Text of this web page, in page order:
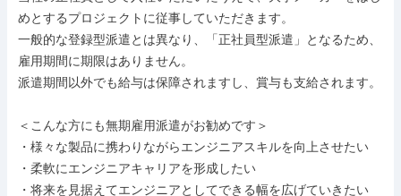
めとするプロジェクトに従事していただきます。
一般的な登録型派遣とは異なり、「正社員型派遣」となるため、
雇用期間に期限はありません。
派遣期間以外でも給与は保障されますし、賞与も支給されます。
＜こんな方にも無期雇用派遣がお勧めです＞
・様々な製品に携わりながらエンジニアスキルを向上させたい
・柔軟にエンジニアキャリアを形成したい
・将来を見据えてエンジニアとしてできる幅を広げていきたい